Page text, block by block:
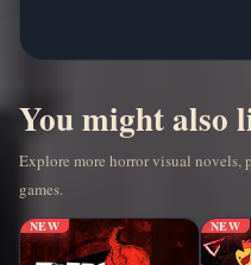
You might also
Explore more horror visual
games.
NEW NEW